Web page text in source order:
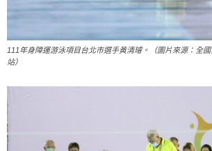
111年身障運游泳項目台北市選手黃清璿。（圖片來源：全
站）